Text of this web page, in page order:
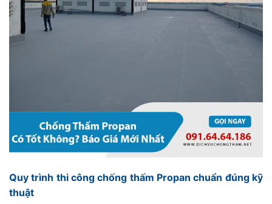
Quy trình thi công chống thấm Propan chuẩn đúng kỹ
thuật